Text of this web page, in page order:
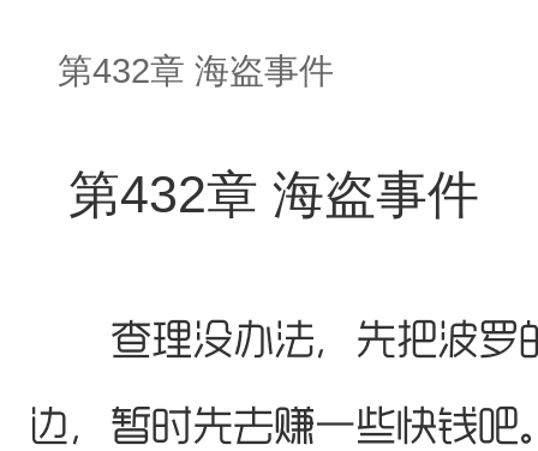
第432章 海盗事件
第432章 海盗事件